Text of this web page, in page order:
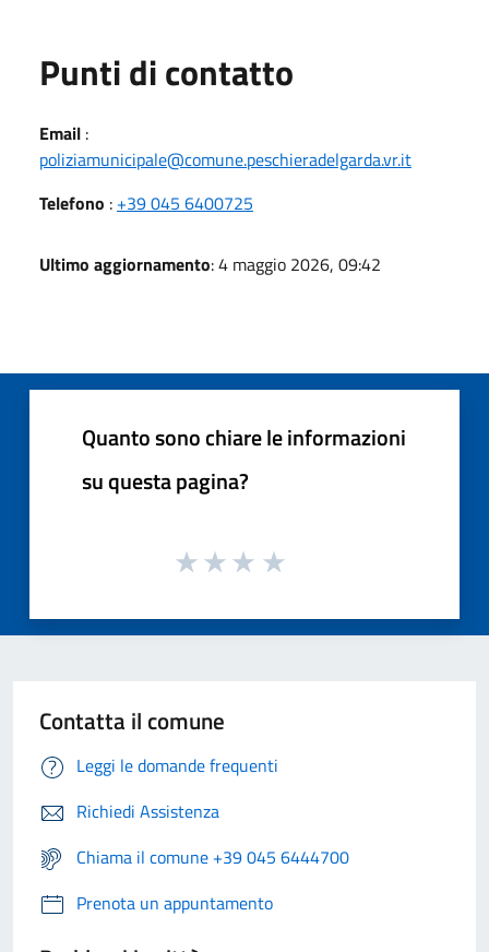
Punti di contatto
Email :
poliziamunicipale@comune.peschieradelgarda.vr.it
Telefono : +39 045 6400725
Ultimo aggiornamento: 4 maggio 2026, 09:42
Quanto sono chiare le informazioni
su questa pagina?
Contatta il comune
Leggi le domande frequenti
Richiedi Assistenza
Chiama il comune +39 045 6444700
Prenota un appuntamento